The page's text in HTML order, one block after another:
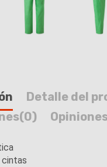
Detalle del
(0)